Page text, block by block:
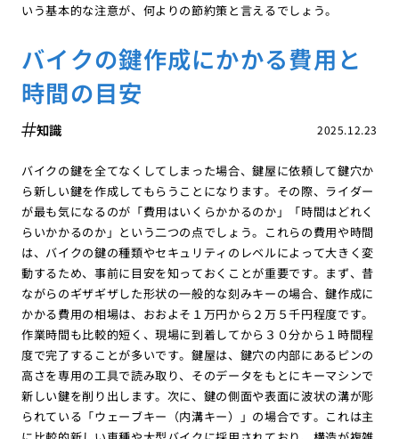
いう基本的な注意が、何よりの節約策と言えるでしょう。
バイクの鍵作成にかかる費用と
時間の目安
2025.12.23
知識
バイクの鍵を全てなくしてしまった場合、鍵屋に依頼して鍵穴か
ら新しい鍵を作成してもらうことになります。その際、ライダー
が最も気になるのが「費用はいくらかかるのか」「時間はどれく
らいかかるのか」という二つの点でしょう。これらの費用や時間
は、バイクの鍵の種類やセキュリティのレベルによって大きく変
動するため、事前に目安を知っておくことが重要です。まず、昔
ながらのギザギザした形状の一般的な刻みキーの場合、鍵作成に
かかる費用の相場は、おおよそ１万円から２万５千円程度です。
作業時間も比較的短く、現場に到着してから３０分から１時間程
度で完了することが多いです。鍵屋は、鍵穴の内部にあるピンの
高さを専用の工具で読み取り、そのデータをもとにキーマシンで
新しい鍵を削り出します。次に、鍵の側面や表面に波状の溝が彫
られている「ウェーブキー（内溝キー）」の場合です。これは主